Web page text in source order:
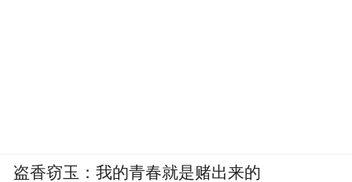
盗香窃玉：我的青春就是赌出来的